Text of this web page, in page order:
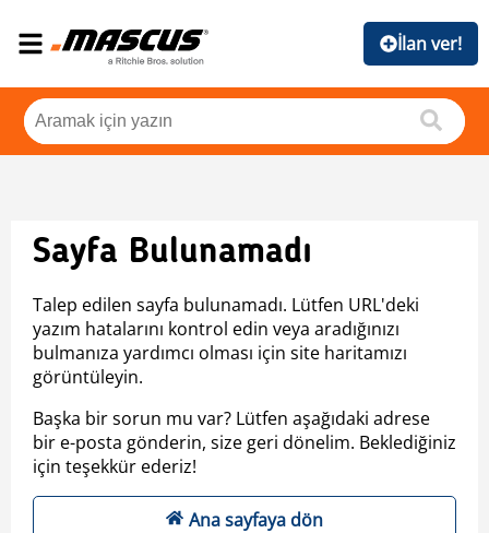
İlan ver!
Sayfa Bulunamadı
Talep edilen sayfa bulunamadı. Lütfen URL'deki
yazım hatalarını kontrol edin veya aradığınızı
bulmanıza yardımcı olması için site haritamızı
görüntüleyin.
Başka bir sorun mu var? Lütfen aşağıdaki adrese
bir e-posta gönderin, size geri dönelim. Beklediğiniz
için teşekkür ederiz!
Ana sayfaya dön